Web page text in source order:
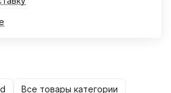
Все товары категории